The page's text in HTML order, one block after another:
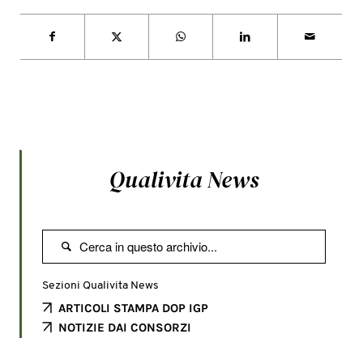
Qualivita News

Sezioni Qualivita News
ARTICOLI STAMPA DOP IGP
NOTIZIE DAI CONSORZI